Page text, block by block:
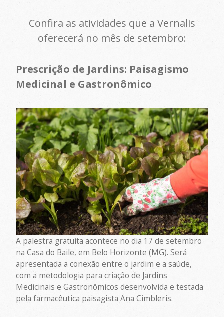
Confira as atividades que a Vernalis
oferecerá no mês de setembro:
Prescrição de Jardins: Paisagismo
Medicinal e Gastronômico
A palestra gratuita acontece no dia 17 de setembro
na Casa do Baile, em Belo Horizonte (MG). Será
apresentada a conexão entre o jardim e a saúde,
com a metodologia para criação de Jardins
Medicinais e Gastronômicos desenvolvida e testada
pela farmacêutica paisagista Ana Cimbleris.